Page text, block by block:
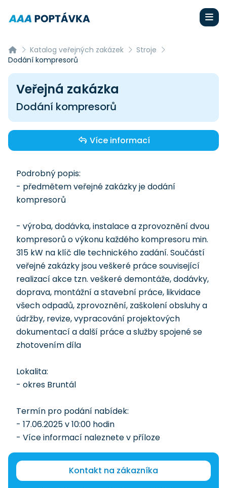
Katalog veřejných zakázek
Stroje
Dodání kompresorů
Veřejná zakázka
Dodání kompresorů
Více informací
Podrobný popis:
- předmětem veřejné zakázky je dodání
kompresorů
- výroba, dodávka, instalace a zprovoznění dvou
kompresorů o výkonu každého kompresoru min.
315 kW na klíč dle technického zadání. Součástí
veřejné zakázky jsou veškeré práce související
realizací akce tzn. veškeré demontáže, dodávky,
doprava, montážní a stavební práce, likvidace
všech odpadů, zprovoznění, zaškolení obsluhy a
údržby, revize, vypracování projektových
dokumentací a další práce a služby spojené se
zhotovením díla
Lokalita:
- okres Bruntál
Termín pro podání nabídek:
- 17.06.2025 v 10:00 hodin
- Více informací naleznete v příloze
Kontakt na zákazníka